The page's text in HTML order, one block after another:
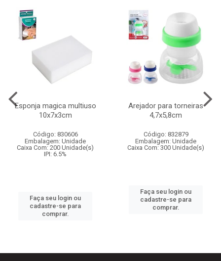
Esponja magica multiuso
10x7x3cm
Código: 830606
Embalagem: Unidade
Caixa Com: 200 Unidade(s)
IPI: 6.5%
Faça seu login ou
cadastre-se para
comprar.
Arejador para torneiras
4,7x5,8cm
Código: 832879
Embalagem: Unidade
Caixa Com: 300 Unidade(s)
Faça seu login ou
cadastre-se para
comprar.